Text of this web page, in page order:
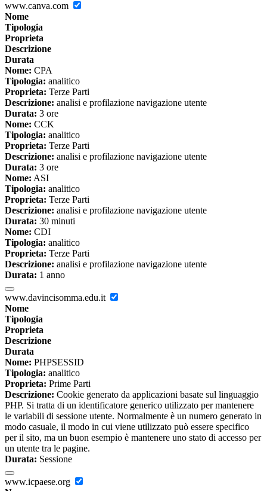
www.canva.com
Nome
Tipologia
Proprieta
Descrizione
Durata
Nome: CPA
Tipologia: analitico
Proprieta: Terze Parti
Descrizione: analisi e profilazione navigazione utente
Durata: 3 ore
Nome: CCK
Tipologia: analitico
Proprieta: Terze Parti
Descrizione: analisi e profilazione navigazione utente
Durata: 3 ore
Nome: ASI
Tipologia: analitico
Proprieta: Terze Parti
Descrizione: analisi e profilazione navigazione utente
Durata: 30 minuti
Nome: CDI
Tipologia: analitico
Proprieta: Terze Parti
Descrizione: analisi e profilazione navigazione utente
Durata: 1 anno
www.davincisomma.edu.it
Nome
Tipologia
Proprieta
Descrizione
Durata
Nome: PHPSESSID
Tipologia: analitico
Proprieta: Prime Parti
Descrizione: Cookie generato da applicazioni basate sul linguaggio
PHP. Si tratta di un identificatore generico utilizzato per mantenere
le variabili di sessione utente. Normalmente è un numero generato in
modo casuale, il modo in cui viene utilizzato può essere specifico
per il sito, ma un buon esempio è mantenere uno stato di accesso per
un utente tra le pagine.
Durata: Sessione
www.icpaese.org